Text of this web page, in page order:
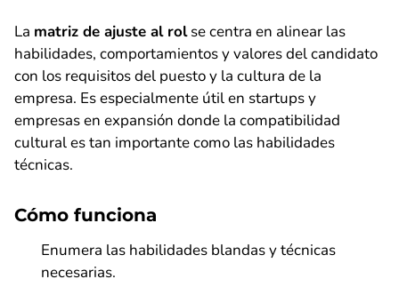
La matriz de ajuste al rolse centra en alinear las
habilidades, comportamientos y valores del candidato
con los requisitos del puesto y la cultura de la
empresa. Es especialmente útil en startups y
empresas en expansión donde la compatibilidad
cultural es tan importante como las habilidades
técnicas.
Cómo funciona
Enumera las habilidades blandas y técnicas
necesarias.